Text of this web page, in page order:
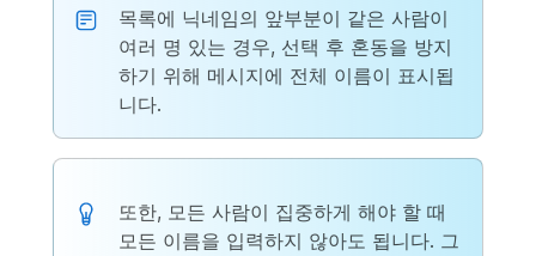
목록에 닉네임의 앞부분이 같은 사람이
여러 명 있는 경우, 선택 후 혼동을 방지
하기 위해 메시지에 전체 이름이 표시됩
니다.
또한, 모든 사람이 집중하게 해야 할 때
모든 이름을 입력하지 않아도 됩니다. 그